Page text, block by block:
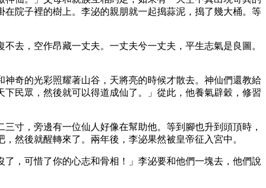
院子裡的樹上。李泌的親朋就一起搗蒜泥，搗了幾大桶。等
去，空作昂藏一丈夫。一丈夫兮一丈夫，平生志氣是良圖。
奇的光彩照耀著山谷，天將亮的時候才散去。神仙們還教給
民眾，然後就可以得道成仙了。」從此，他養氣辟穀，修習
寸，旁邊有一位仙人好像在幫助他。等到腳也升到頭頂時，
然後就醒轉來了。兩年後，李泌果然被皇帝征入宮中。
，可惜了你的心志和骨相！」李泌要和他們一塊去，他們說